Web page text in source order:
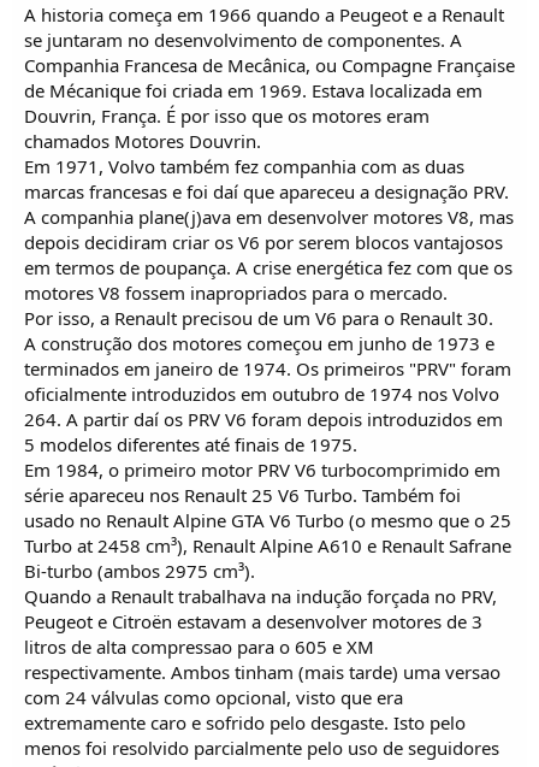
A historia começa em 1966 quando a Peugeot e a Renault
se juntaram no desenvolvimento de componentes. A
Companhia Francesa de Mecânica, ou Compagne Française
de Mécanique foi criada em 1969. Estava localizada em
Douvrin, França. É por isso que os motores eram
chamados Motores Douvrin.
Em 1971, Volvo também fez companhia com as duas
marcas francesas e foi daí que apareceu a designação PRV.
A companhia plane(j)ava em desenvolver motores V8, mas
depois decidiram criar os V6 por serem blocos vantajosos
em termos de poupança. A crise energética fez com que os
motores V8 fossem inapropriados para o mercado.
Por isso, a Renault precisou de um V6 para o Renault 30.
A construção dos motores começou em junho de 1973 e
terminados em janeiro de 1974. Os primeiros "PRV" foram
oficialmente introduzidos em outubro de 1974 nos Volvo
264. A partir daí os PRV V6 foram depois introduzidos em
5 modelos diferentes até finais de 1975.
Em 1984, o primeiro motor PRV V6 turbocomprimido em
série apareceu nos Renault 25 V6 Turbo. Também foi
usado no Renault Alpine GTA V6 Turbo (o mesmo que o 25
Turbo at 2458 cm³), Renault Alpine A610 e Renault Safrane
Bi-turbo (ambos 2975 cm³).
Quando a Renault trabalhava na indução forçada no PRV,
Peugeot e Citroën estavam a desenvolver motores de 3
litros de alta compressao para o 605 e XM
respectivamente. Ambos tinham (mais tarde) uma versao
com 24 válvulas como opcional, visto que era
extremamente caro e sofrido pelo desgaste. Isto pelo
menos foi resolvido parcialmente pelo uso de seguidores